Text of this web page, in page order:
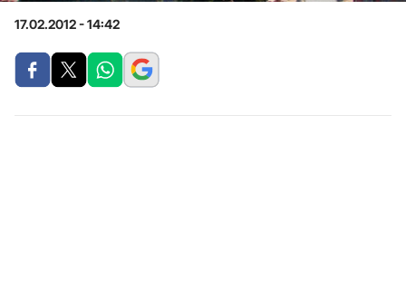
17.02.2012 - 14:42